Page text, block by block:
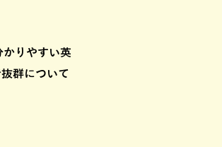
りやすい英
群について